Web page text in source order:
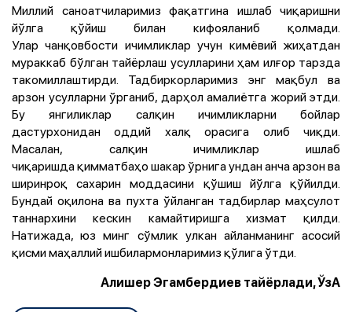
Миллий саноатчиларимиз фақатгина ишлаб чиқаришни
йўлга қўйиш билан кифояланиб қолмади.
Улар чанқовбости ичимликлар учун кимёвий жиҳатдан
мураккаб бўлган тайёрлаш усулларини ҳам илғор тарзда
такомиллаштирди. Тадбиркорларимиз энг мақбул ва
арзон усулларни ўрганиб, дарҳол амалиётга жорий этди.
Бу янгиликлар салқин ичимликларни бойлар
дастурхонидан оддий халқ орасига олиб чиқди.
Масалан, салқин ичимликлар ишлаб
чиқаришда қимматбаҳо шакар ўрнига ундан анча арзон ва
ширинроқ сахарин моддасини қўшиш йўлга қўйилди.
Бундай оқилона ва пухта ўйланган тадбирлар маҳсулот
таннархини кескин камайтиришга хизмат қилди.
Натижада, юз минг сўмлик улкан айланманинг асосий
қисми маҳаллий ишбилармонларимиз қўлига ўтди.
Алишер Эгамбердиев тайёрлади, ЎзА